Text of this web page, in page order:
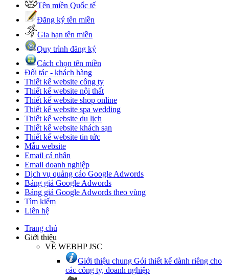
Tên miền Quốc tế
Đăng ký tên miền
Gia hạn tên miền
Quy trình đăng ký
Cách chọn tên miền
Đối tác - khách hàng
Thiết kế website công ty
Thiết kế website nội thất
Thiết kế website shop online
Thiết kế website spa wedding
Thiết kế website du lịch
Thiết kế website khách sạn
Thiết kế website tin tức
Mẫu website
Email cá nhân
Email doanh nghiệp
Dịch vụ quảng cáo Google Adwords
Bảng giá Google Adwords
Bảng giá Google Adwords theo vùng
Tìm kiếm
Liên hệ
Trang chủ
Giới thiệu
VỀ WEBHP JSC
Giới thiệu chung Gói thiết kế dành riêng cho
các công ty, doanh nghiệp